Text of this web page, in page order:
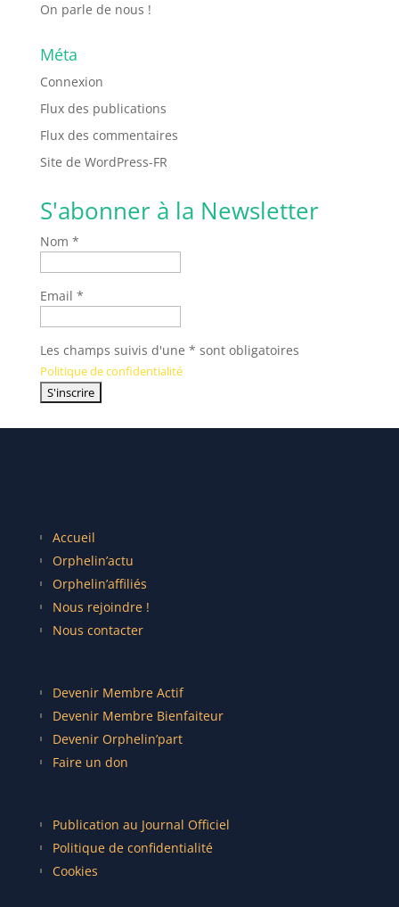
On parle de nous !
Méta
Connexion
Flux des publications
Flux des commentaires
Site de WordPress-FR
S'abonner à la Newsletter
Nom *
Email *
Les champs suivis d'une * sont obligatoires
Politique de confidentialité
Accueil
Orphelin’actu
Orphelin’affiliés
Nous rejoindre !
Nous contacter
Devenir Membre Actif
Devenir Membre Bienfaiteur
Devenir Orphelin’part
Faire un don
Publication au Journal Officiel
Politique de confidentialité
Cookies